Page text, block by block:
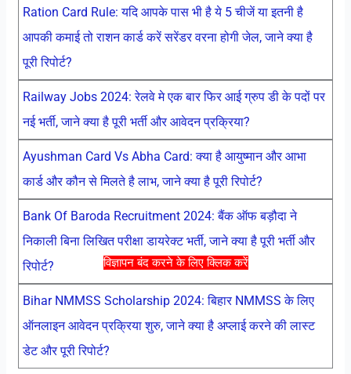
विज्ञापन बंद करने के लिए क्लिक करें
Ration Card Rule: यदि आपके पास भी है ये 5 चीजें या इतनी है
आपकी कमाई तो राशन कार्ड करें सरेंडर वरना होगी जेल, जाने क्या है
पूरी रिपोर्ट?
Railway Jobs 2024: रेलवे मे एक बार फिर आई ग्रुप डी के पदों पर
नई भर्ती, जाने क्या है पूरी भर्ती और आवेदन प्रक्रिया?
Ayushman Card Vs Abha Card: क्या है आयुष्मान और आभा
कार्ड और कौन से मिलते है लाभ, जाने क्या है पूरी रिपोर्ट?
Bank Of Baroda Recruitment 2024: बैंक ऑफ बड़ौदा ने
निकाली बिना लिखित परीक्षा डायरेक्ट भर्ती, जाने क्या है पूरी भर्ती और
रिपोर्ट?
Bihar NMMSS Scholarship 2024: बिहार NMMSS के लिए
ऑनलाइन आवेदन प्रक्रिया शुरु, जाने क्या है अप्लाई करने की लास्ट
डेट और पूरी रिपोर्ट?